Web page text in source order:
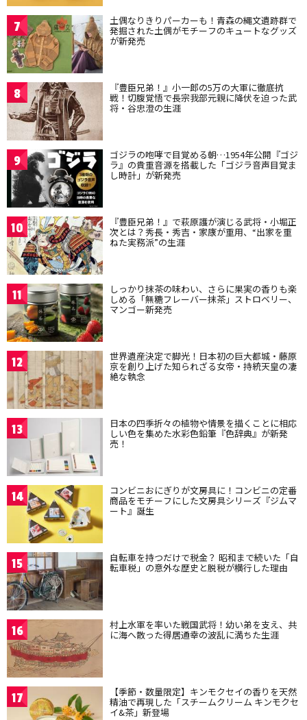
7 土偶なりきりパーカーも！青森の縄文遺跡群で
発掘された土偶がモチーフのキュートなグッズ
が新発売
8 『豊臣兄弟！』小一郎の5万の大軍に徹底抗
戦！切腹覚悟で長宗我部元親に降伏を迫った武
将・谷忠澄の生涯
9 ゴジラの咆哮で目覚める朝…1954年公開『ゴジ
ラ』の貴重音源を搭載した「ゴジラ音声目覚ま
し時計」が新発売
10 『豊臣兄弟！』で萩原護が演じる武将・小堀正
次とは？秀長・秀吉・家康が重用、“出家を重
ねた実務派”の生涯
11 しっかり抹茶の味わい、さらに果実の香りも楽
しめる「無糖フレーバー抹茶」ストロベリー、
マンゴー新発売
12 世界遺産決定で脚光！日本初の巨大都城・藤原
京を創り上げた知られざる女帝・持統天皇の凄
絶な執念
13 日本の四季折々の植物や情景を描くことに相応
しい色を集めた水彩色鉛筆『色辞典』が新発
売！
14 コンビニおにぎりが文房具に！コンビニの定番
商品をモチーフにした文房具シリーズ『ジムマ
ート』誕生
15 自転車を持つだけで税金？ 昭和まで続いた「自
転車税」の意外な歴史と脱税が横行した理由
16 村上水軍を率いた戦国武将！幼い弟を支え、共
に海へ散った得居通幸の波乱に満ちた生涯
17 【季節・数量限定】キンモクセイの香りを天然
精油で再現した「スチームクリーム キンモクセ
イ&茶」新登場